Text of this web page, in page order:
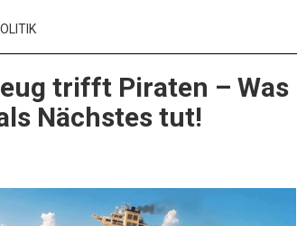
trifft Piraten – Was
Nächstes tut!